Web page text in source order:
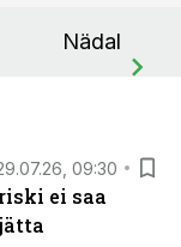
Nädal
09:30
ei saa